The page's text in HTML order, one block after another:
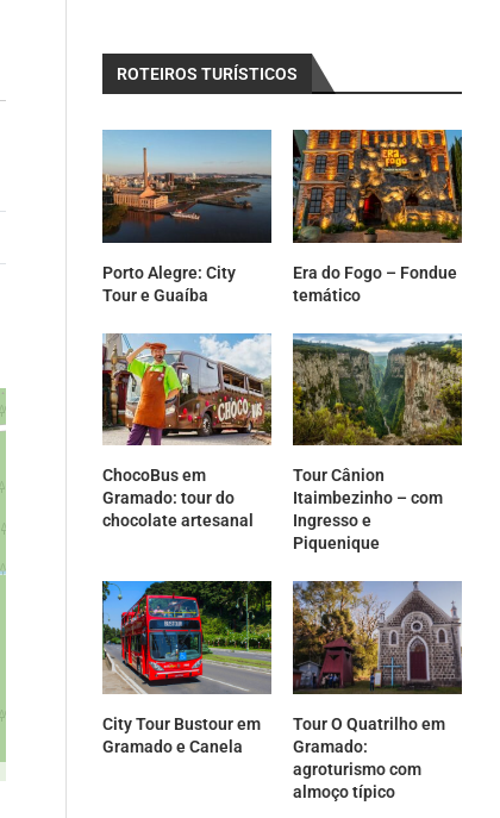
ROTEIROS TURÍSTICOS
Porto Alegre: City
Tour e Guaíba
Era do Fogo – Fondue
temático
ChocoBus em
Gramado: tour do
chocolate artesanal
Tour Cânion
Itaimbezinho – com
Ingresso e
Piquenique
City Tour Bustour em
Gramado e Canela
Tour O Quatrilho em
Gramado:
agroturismo com
almoço típico